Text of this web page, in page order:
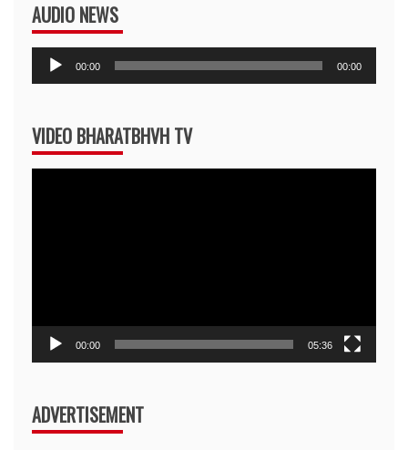
AUDIO NEWS
Audio
Player
00:00 00:00
VIDEO BHARATBHVH TV
00:00 05:36
ADVERTISEMENT